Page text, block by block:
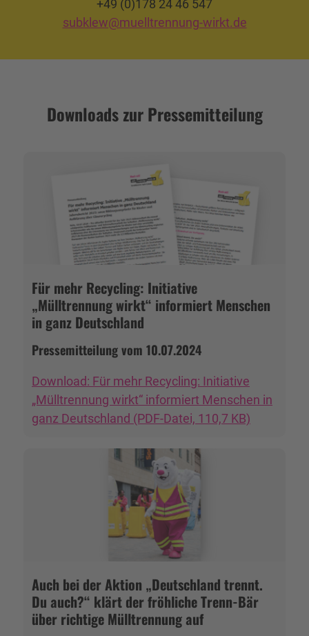
+49 (0)178 24 46 547
subklew@muelltrennung-wirkt.de
Downloads zur Pressemitteilung
Für mehr Recycling: Initiative
„Mülltrennung wirkt“ informiert Menschen
in ganz Deutschland
Pressemitteilung vom 10.07.2024
Download: Für mehr Recycling: Initiative
„Mülltrennung wirkt“ informiert Menschen in
ganz Deutschland (PDF-Datei, 110,7 KB)
Auch bei der Aktion „Deutschland trennt.
Du auch?“ klärt der fröhliche Trenn-Bär
über richtige Mülltrennung auf